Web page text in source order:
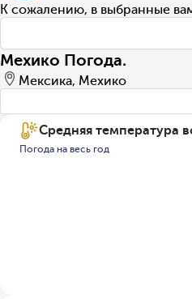
К сожалению, в выбранные
Мехико Погода.
Мексика, Мехико
Средняя температура
Погода на весь год